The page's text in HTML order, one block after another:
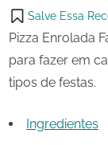
on
X
Salve Essa
Pizza Enrolada
para fazer em
tipos de festas.
Ingredientes